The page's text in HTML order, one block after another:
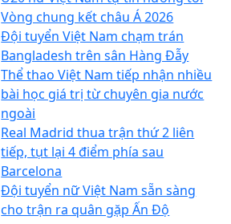
Vòng chung kết châu Á 2026
Đội tuyển Việt Nam chạm trán
Bangladesh trên sân Hàng Đẫy
Thể thao Việt Nam tiếp nhận nhiều
bài học giá trị từ chuyên gia nước
ngoài
Real Madrid thua trận thứ 2 liên
tiếp, tụt lại 4 điểm phía sau
Barcelona
Đội tuyển nữ Việt Nam sẵn sàng
cho trận ra quân gặp Ấn Độ